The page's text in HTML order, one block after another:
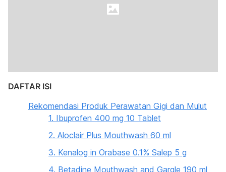
DAFTAR ISI
Rekomendasi Produk Perawatan Gigi dan Mulut
1. Ibuprofen 400 mg 10 Tablet
2. Aloclair Plus Mouthwash 60 ml
3. Kenalog in Orabase 0.1% Salep 5 g
4. Betadine Mouthwash and Gargle 190 ml